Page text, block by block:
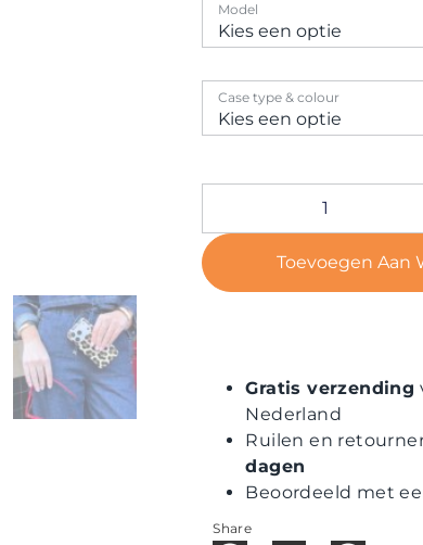
Model
Case type & colour
Toevoegen Aan
Gratis verzending
Nederland
Ruilen en
dagen
Beoordeeld met
Share